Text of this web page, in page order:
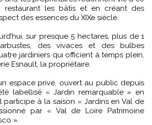
restaurant les bâtis et en créant des
des essences du XIXe siècle.
sur presque 5 hectares, plus de 1
des vivaces et des bulbes
jardiniers qui officient à temps plein,
Esnault, la propriétaire.
espace privé, ouvert au public depuis
labellisé « Jardin remarquable » en
participe à la saison « Jardins en Val de
par « Val de Loire Patrimoine
».